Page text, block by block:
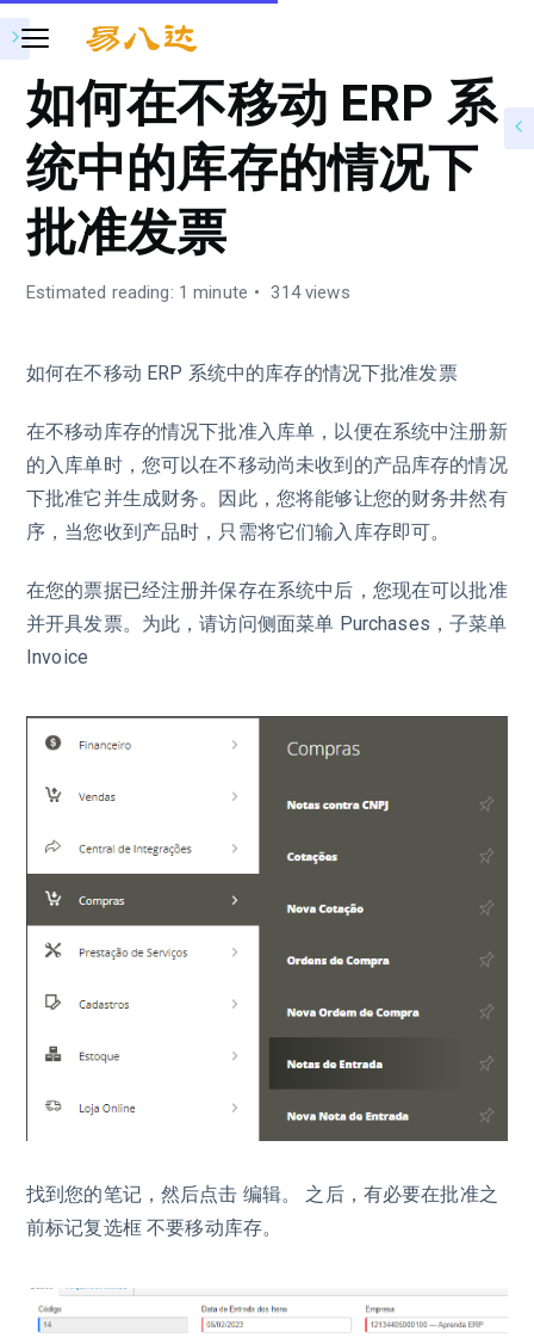
如何在不移动 ERP 系
统中的库存的情况下
批准发票
Estimated reading: 1 minute 314 views
如何在不移动 ERP 系统中的库存的情况下批准发票
在不移动库存的情况下批准入库单，以便在系统中注册新
的入库单时，您可以在不移动尚未收到的产品库存的情况
下批准它并生成财务。因此，您将能够让您的财务井然有
序，当您收到产品时，只需将它们输入库存即可。
在您的票据已经注册并保存在系统中后，您现在可以批准
并开具发票。为此，请访问侧面菜单 Purchases，子菜单
Invoice
找到您的笔记，然后点击 编辑。 之后，有必要在批准之
前标记复选框 不要移动库存。